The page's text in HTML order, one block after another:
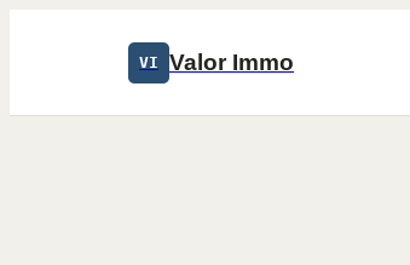
VI Valor Immo